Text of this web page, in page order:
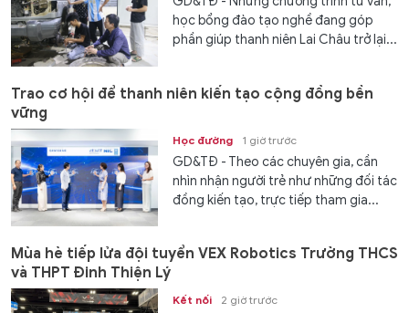
học bổng đào tạo nghề đang góp
phần giúp thanh niên Lai Châu trở lại...
Trao cơ hội để thanh niên kiến tạo cộng đồng bền
vững
Học đường 1 giờ trước
GD&TĐ - Theo các chuyên gia, cần
nhìn nhận người trẻ như những đối tác
đồng kiến tạo, trực tiếp tham gia...
Mùa hè tiếp lửa đội tuyển VEX Robotics Trường THCS
và THPT Đinh Thiện Lý
Kết nối 2 giờ trước